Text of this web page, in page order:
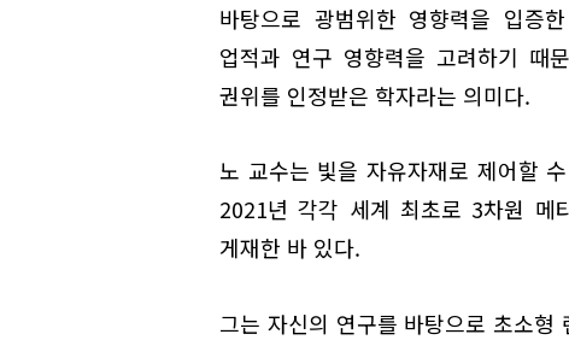
바탕으로 광범위한 영향력을 입증
업적과 연구 영향력을 고려하기 때
권위를 인정받은 학자라는 의미다.
노 교수는 빛을 자유자재로 제어할
2021년 각각 세계 최초로 3차원 메
게재한 바 있다.
그는 자신의 연구를 바탕으로 초소